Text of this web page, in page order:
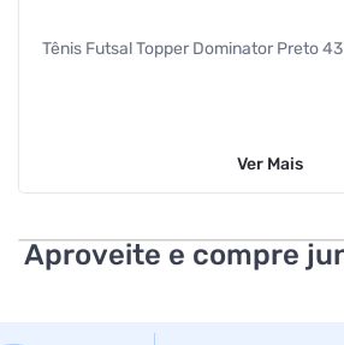
Tênis Futsal Topper Dominator Preto 43
Ver Mais
Aproveite e compre